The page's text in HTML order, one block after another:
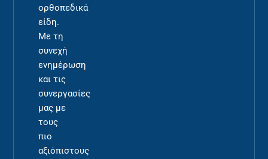
ορθοπεδικά
είδη.
Με τη
συνεχή
ενημέρωση
και τις
συνεργασίες
μας με
τους
πιο
αξιόπιστους